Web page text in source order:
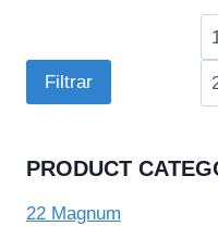
Filtrar
PRODUCT
22 Magnum